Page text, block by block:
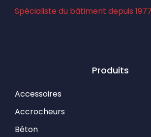
Spécialiste du bâtiment depuis
Produits
Accessoires
Accrocheurs
Béton